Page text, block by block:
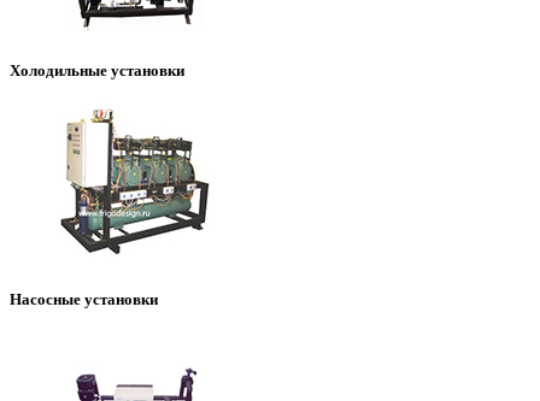
Холодильные установки
Насосные установки